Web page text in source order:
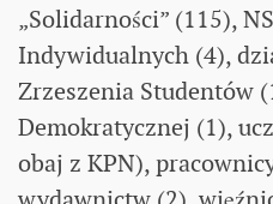
„Solidarności” (115),
Indywidualnych (4),
Zrzeszenia Studentów
Demokratycznej (1),
obaj z KPN),